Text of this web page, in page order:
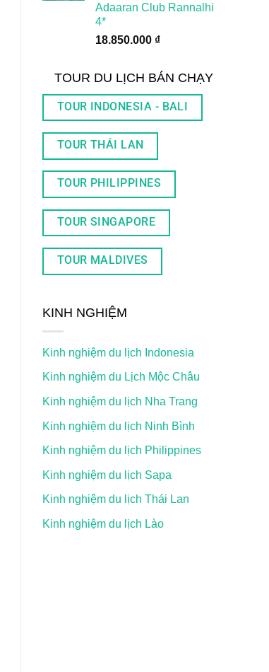
Adaaran Club Rannalhi
4*
18.850.000 ₫
TOUR DU LỊCH BÁN CHẠY
TOUR INDONESIA - BALI
TOUR THÁI LAN
TOUR PHILIPPINES
TOUR SINGAPORE
TOUR MALDIVES
KINH NGHIỆM
Kinh nghiệm du lịch Indonesia
Kinh nghiệm du Lịch Mộc Châu
Kinh nghiệm du lịch Nha Trang
Kinh nghiệm du lịch Ninh Bình
Kinh nghiệm du lịch Philippines
Kinh nghiệm du lịch Sapa
Kinh nghiệm du lịch Thái Lan
Kinh nghiệm du lịch Lào